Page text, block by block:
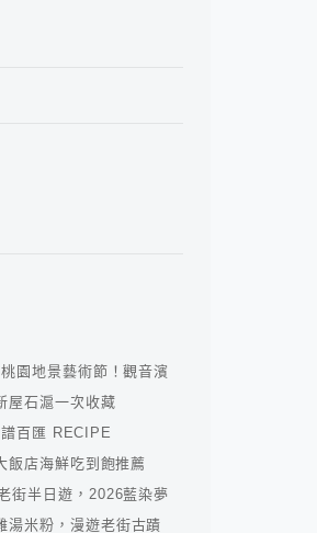
園地景藝術節！觀音濱
屋石滬一次收藏
百匯 RECIPE
飯店海鮮吃到飽推薦
街半日遊，2026藍染夢
湯米粉，漫遊老街古蹟